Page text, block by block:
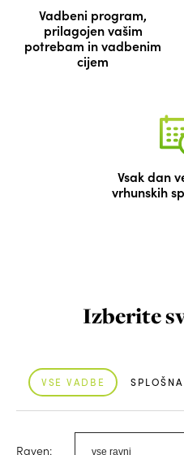
Vadbeni program,
prilagojen vašim
potrebam in vadbenim
cijem
Vsak dan
vrhunskih
Izberite
VSE VADBE
Raven: